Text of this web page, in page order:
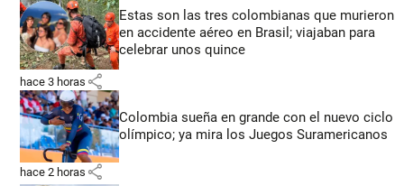
Estas son las tres colombianas que murieron
en accidente aéreo en Brasil; viajaban para
celebrar unos quince
hace 3 horas share
Colombia sueña en grande con el nuevo ciclo
olímpico; ya mira los Juegos Suramericanos
hace 2 horas share